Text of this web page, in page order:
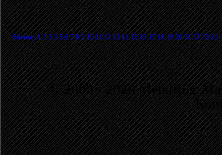
Sitemap 1 2 3 4 5 6 7 8 9 10 11 12 13 14 15 16 17 18 19 20 21 22 23 24
© 2003 - 2026 MetalRus.